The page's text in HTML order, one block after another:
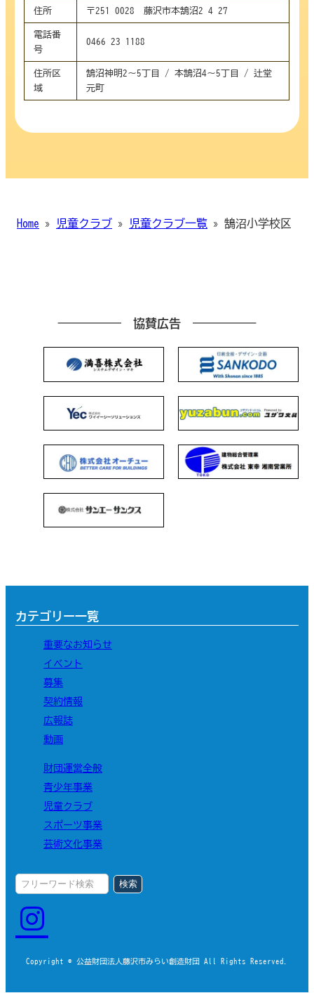
住所 〒251-0028 藤沢市本鵠沼2-4-27
電話番
号
0466-23-1188
住所区
域
鵠沼神明2～5丁目 / 本鵠沼4～5丁目 / 辻堂
元町
Home » 児童クラブ » 児童クラブ一覧 » 鵠沼小学校区
協賛広告
カテゴリー一覧
重要なお知らせ
イベント
募集
契約情報
広報誌
動画
財団運営全般
青少年事業
児童クラブ
スポーツ事業
芸術文化事業
検索
Copyright © 公益財団法人藤沢市みらい創造財団 All Rights Reserved.